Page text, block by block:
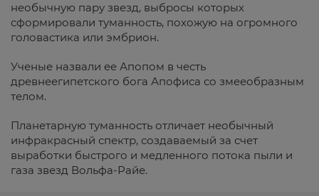
необычную пару звезд, выбросы которых
сформировали туманность, похожую на огромного
головастика или эмбрион.
Ученые назвали ее Апопом в честь
древнеегипетского бога Апофиса со змееобразным
телом.
Планетарную туманность отличает необычный
инфракрасный спектр, создаваемый за счет
выработки быстрого и медленного потока пыли и
газа звезд Вольфа-Райе.